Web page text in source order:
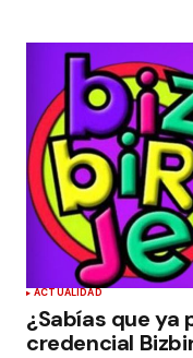
ACTUALIDAD
¿Sabías que
credencial